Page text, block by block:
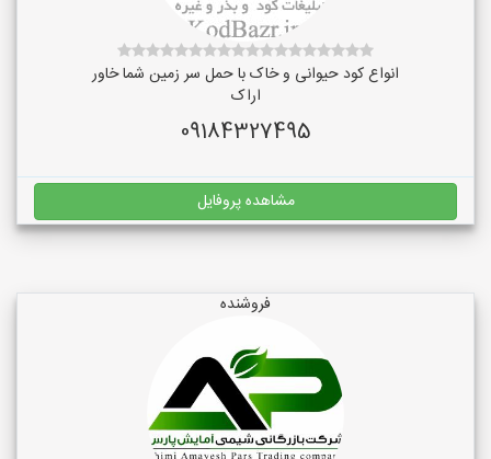
انواع کود حیوانی و خاک با حمل سر زمین شما خاور
اراک
09184327495
مشاهده پروفایل
فروشنده